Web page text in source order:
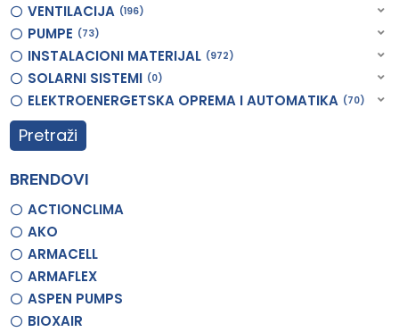
VENTILACIJA 196
PUMPE 73
INSTALACIONI MATERIJAL 972
SOLARNI SISTEMI 0
ELEKTROENERGETSKA OPREMA I AUTOMATIKA 70
Pretraži
BRENDOVI
ACTIONCLIMA
AKO
ARMACELL
ARMAFLEX
ASPEN PUMPS
BIOXAIR